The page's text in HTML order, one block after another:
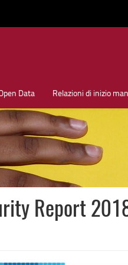
Data Relazioni di inizio
Report